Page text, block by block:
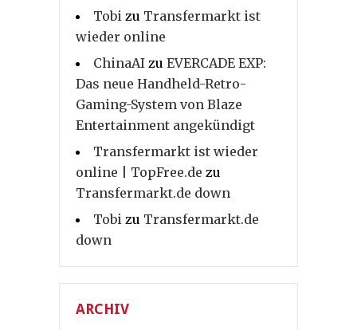
Tobi zu Transfermarkt ist
wieder online
ChinaAI zu EVERCADE EXP:
Das neue Handheld-Retro-
Gaming-System von Blaze
Entertainment angekündigt
Transfermarkt ist wieder
online | TopFree.de zu
Transfermarkt.de down
Tobi zu Transfermarkt.de
down
ARCHIV